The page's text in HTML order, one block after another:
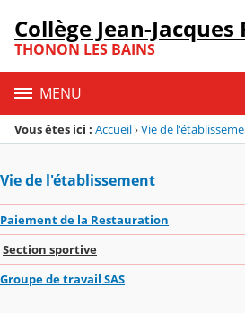
Menu de la rubrique
Contenu
Collège Jean-Jacques
THONON LES BAINS
MENU
Vous êtes ici : Accueil›Vie de
Vie de l'établissement
Paiement de la Restauration
Section sportive
Groupe de travail SAS